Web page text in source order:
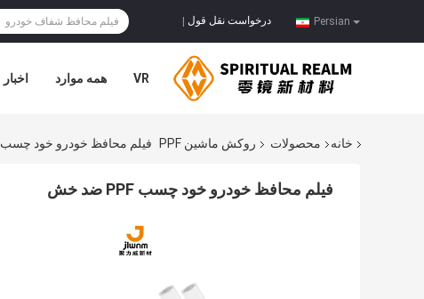
Persian درخواست نقل قول
اخبار همه موارد VR
خانه محصولات روکش ماشین PPF فیلم محافظ خودرو خود چسب PPF ضد خش
فیلم محافظ خودرو خود چسب PPF ضد خش